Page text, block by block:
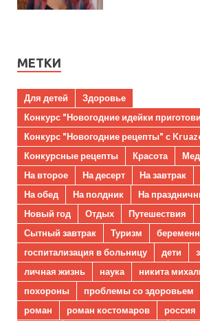
МЕТКИ
Для детей
Здоровье
Конкурс "Новогодние идейки
Конкурс "Новогодние рецепты" с
Конкурсные рецепты
Красота
На второе
На десерт На завтрак
На обед
На полдник На
Новый год
Отдых Путешествия
Сытный завтрак
Туризм
госпитализация в больницу
дети
личная жизнь
наука никита
похороны
проблемы со здоровьем
роман
роман костомаров россия